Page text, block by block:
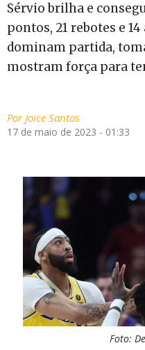
Sérvio brilha e
pontos, 21 rebotes e
dominam partida,
mostram força para
PorJoice Santos
17 de maio de 2023 - 01:33
Foto: